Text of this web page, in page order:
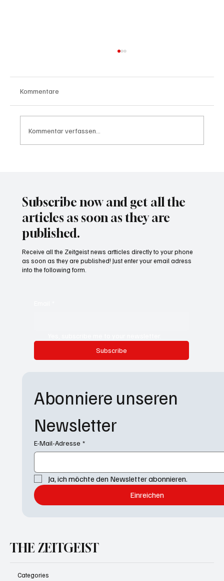
Kommentare
Kommentar verfassen...
Subscribe now and get all the
articles as soon as they are
published.
Subscribe
Receive all the Zeitgeist news artticles directly to your phone
as soon as they are published! Just enter your email adress
into the following form.
Abonniere unseren
Newsletter
E-Mail-Adresse *
Ja, ich möchte den Newsletter abonnieren.
Einreichen
THE ZEITGEIST
Categories